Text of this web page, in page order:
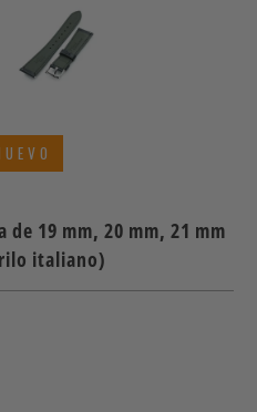
de 19 mm, 20 mm, 21 mm
italiano)